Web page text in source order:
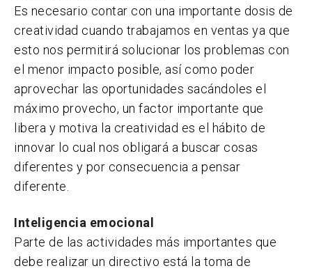
Es necesario contar con una importante dosis de
creatividad cuando trabajamos en ventas ya que
esto nos permitirá solucionar los problemas con
el menor impacto posible, así como poder
aprovechar las oportunidades sacándoles el
máximo provecho, un factor importante que
libera y motiva la creatividad es el hábito de
innovar lo cual nos obligará a buscar cosas
diferentes y por consecuencia a pensar
diferente.
Inteligencia emocional
Parte de las actividades más importantes que
debe realizar un directivo está la toma de